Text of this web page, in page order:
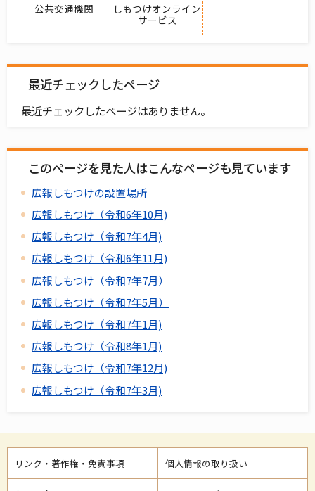
公共交通機関
しもつけオンライン
サービス
最近チェックしたページ
最近チェックしたページはありません。
このページを見た人はこんなページも見ています
広報しもつけの設置場所
広報しもつけ（令和6年10月)
広報しもつけ（令和7年4月)
広報しもつけ（令和6年11月)
広報しもつけ（令和7年7月）
広報しもつけ（令和7年5月）
広報しもつけ（令和7年1月)
広報しもつけ（令和8年1月)
広報しもつけ（令和7年12月)
広報しもつけ（令和7年3月)
リンク・著作権・免責事項 個人情報の取り扱い